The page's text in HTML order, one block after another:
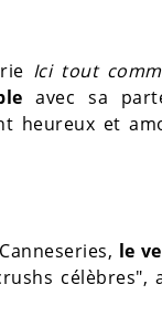
Ici tout
avec sa
heureux et
le
célèbres",